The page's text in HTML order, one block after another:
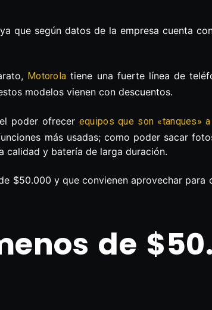
que según datos de la empresa cuenta
Motorola tiene una fuerte línea de
modelos vienen con descuentos.
poder ofrecer equipos que son «tanques»
más usadas; como poder sacar
calidad y batería de larga duración.
$50.000 y que convienen aprovechar para
de